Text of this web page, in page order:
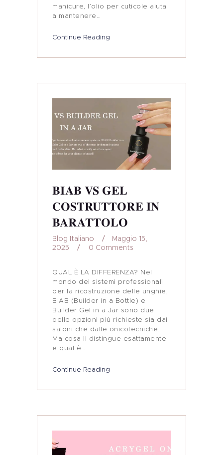
manicure, l’olio per cuticole aiuta
a mantenere…
Continue Reading
BIAB VS GEL
COSTRUTTORE IN
BARATTOLO
Blog Italiano
Maggio 15,
2025
0 Comments
QUAL È LA DIFFERENZA? Nel
mondo dei sistemi professionali
per la ricostruzione delle unghie,
BIAB (Builder in a Bottle) e
Builder Gel in a Jar sono due
delle opzioni più richieste sia dai
saloni che dalle onicotecniche.
Ma cosa li distingue esattamente
e qual è…
Continue Reading